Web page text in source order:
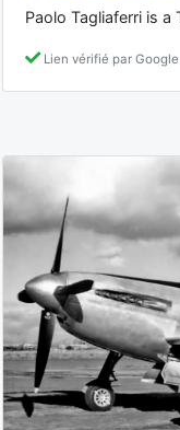
Paolo Tagliaferri is
Lien vérifié par Google